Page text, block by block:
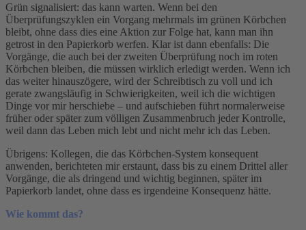
Grün signalisiert: das kann warten. Wenn bei den
Überprüfungszyklen ein Vorgang mehrmals im grünen Körbchen
bleibt, ohne dass dies eine Aktion zur Folge hat, kann man ihn
getrost in den Papierkorb werfen. Klar ist dann ebenfalls: Die
Vorgänge, die auch bei der zweiten Überprüfung noch im roten
Körbchen bleiben, die müssen wirklich erledigt werden. Wenn ich
das weiter hinauszögere, wird der Schreibtisch zu voll und ich
gerate zwangsläufig in Schwierigkeiten, weil ich die wichtigen
Dinge vor mir herschiebe – und aufschieben führt normalerweise
früher oder später zum völligen Zusammenbruch jeder Kontrolle,
weil dann das Leben mich lebt und nicht mehr ich das Leben.
Übrigens: Kollegen, die das Körbchen-System konsequent
anwenden, berichteten mir erstaunt, dass bis zu einem Drittel aller
Vorgänge, die als dringend und wichtig beginnen, später im
Papierkorb landet, ohne dass es irgendeine Konsequenz hätte.
Wie kommt das?